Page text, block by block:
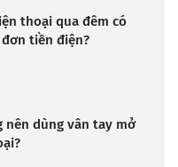
thoại qua đêm có
tiền điện?
nên dùng vân tay mở